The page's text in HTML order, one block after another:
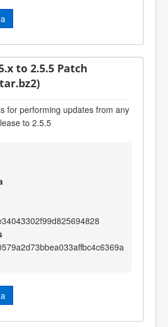
to 2.5.5 Patch
for performing updates from any
to 2.5.5